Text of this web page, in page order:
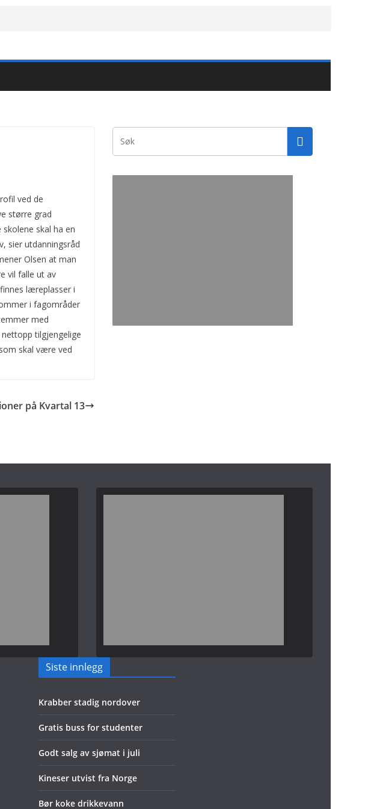
ved de
større grad
skal ha en
sier utdanningsråd
Olsen at man
vil falle ut av
læreplasser i
i fagområder
med
tilgjengelige
skal være ved
på Kvartal 13
Siste innlegg
Krabber stadig nordover
Gratis buss for studenter
Godt salg av sjømat i juli
Kineser utvist fra Norge
Bør koke drikkevann